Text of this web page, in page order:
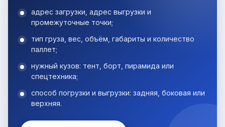
адрес загрузки, адрес выгрузки и
промежуточные точки;
тип груза, вес, объём, габариты и количество
паллет;
нужный кузов: тент, борт, пирамида или
спецтехника;
способ погрузки и выгрузки: задняя, боковая или
верхняя.